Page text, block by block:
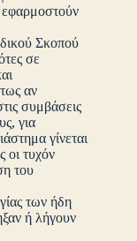
Σκοπού
σε
αν
συμβάσεις
για
γίνεται
οι τυχόν
του
των ήδη
ή λήγουν